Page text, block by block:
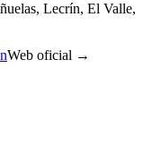
Lecrín, El Valle,
Web oficial →